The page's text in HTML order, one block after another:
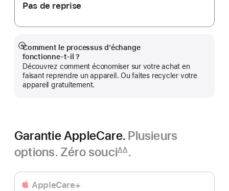
Pas de reprise
Comment le processus d’échange
fonctionne‑t‑il ?
Découvrez comment économiser sur votre achat en
faisant reprendre un appareil. Ou faites recycler votre
appareil gratuitement.
Afficher
plus
Garantie AppleCare. Plusieurs
options. Zéro souci
de
bas
∆∆.
AppleCare+